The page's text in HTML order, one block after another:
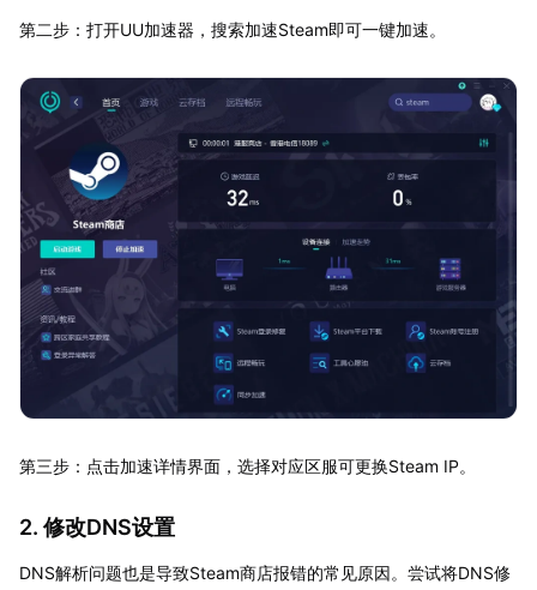
第二步：打开UU加速器，搜索加速Steam即可一键加速。
第三步：点击加速详情界面，选择对应区服可更换Steam IP。
2. 修改DNS设置
DNS解析问题也是导致Steam商店报错的常见原因。尝试将DNS修